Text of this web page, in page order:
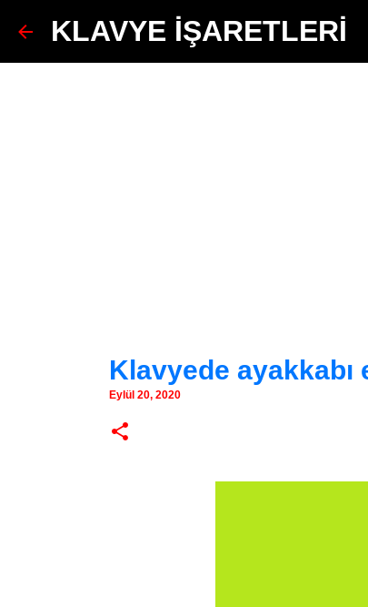
KLAVYE İŞARETLERİ
Klavyede ayakkabı
Eylül 20, 2020